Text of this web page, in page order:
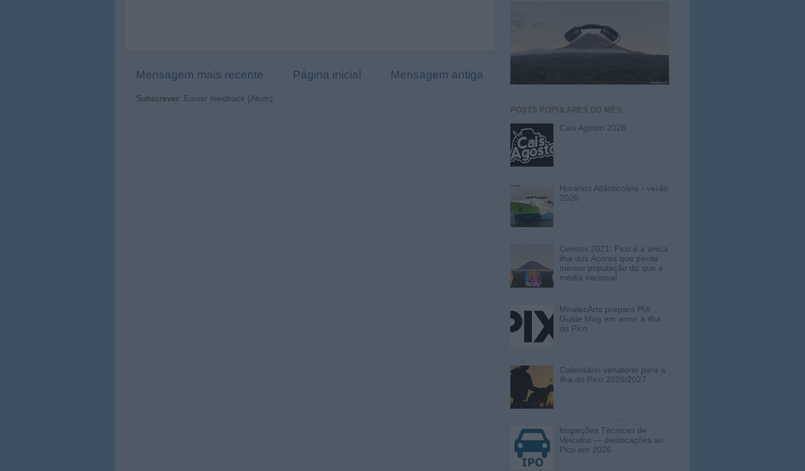
Mensagem mais recente Mensagem antiga
Página inicial
Subscrever: Enviar feedback (Atom)
POSTS POPULARES DO MÊS
Cais Agosto 2026
Horários Atlânticoline - verão
2026
Censos 2021: Pico é a única
ilha dos Açores que perde
menos população do que a
média nacional
MiratecArts prepara PIX
Guide Mag em amor à ilha
do Pico
Calendário venatório para a
ilha do Pico 2026/2027
Inspeções Técnicas de
Veículos — deslocações ao
Pico em 2026